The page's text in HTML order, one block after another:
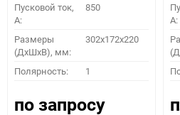
Пусковой ток,
A:
850
Размеры
(ДхШхВ), мм:
302x172x220
Полярность: 1
по запросу
A: